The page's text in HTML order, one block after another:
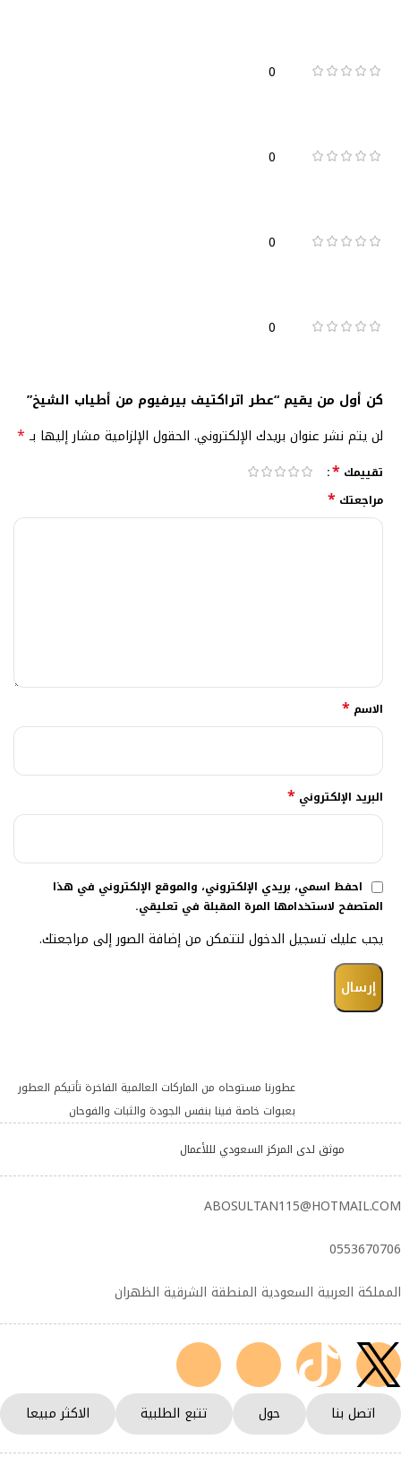
0
0
0
0
كن أول من يقيم “عطر اتراكتيف بيرفيوم من أطياب الشيخ”
لن يتم نشر عنوان بريدك الإلكتروني. الحقول الإلزامية مشار إليها بـ *
تقييمك *
مراجعتك *
الاسم *
البريد الإلكتروني *
احفظ اسمي، بريدي الإلكتروني، والموقع الإلكتروني في هذا
المتصفح لاستخدامها المرة المقبلة في تعليقي.
يجب عليك تسجيل الدخول لتتمكن من إضافة الصور إلى مراجعتك.
عطورنا مستوحاه من الماركات العالمية الفاخرة تأتيكم العطور
بعبوات خاصة فينا بنفس الجودة والثبات والفوحان
موثق لدى المركز السعودي لللأعمال
ABOSULTAN115@HOTMAIL.COM
0553670706
المملكة العربية السعودية المنطقة الشرقية الظهران
اتصل بنا حول تتبع الطلبية الاكثر مبيعا